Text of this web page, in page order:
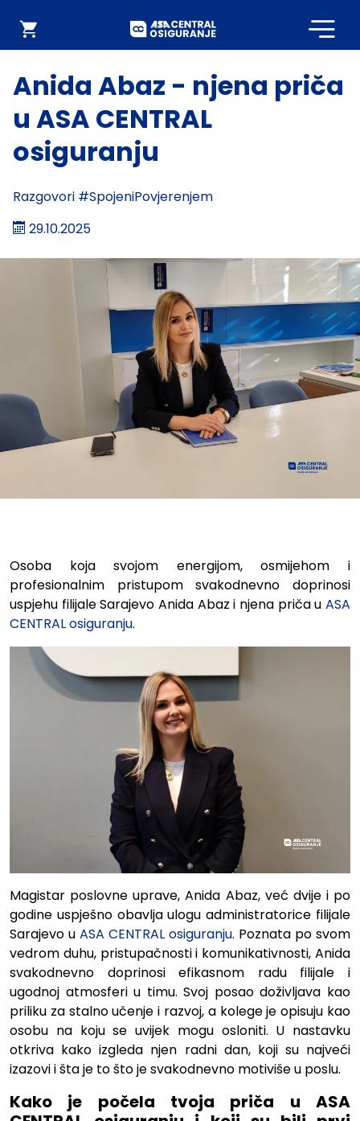
Webshop
Anida Abaz - njena priča
u ASA CENTRAL
osiguranju
Razgovori #SpojeniPovjerenjem
29.10.2025
Anida Abaz - njena priča u
Osoba koja svojom energijom, osmijehom i
profesionalnim pristupom svakodnevno doprinosi
uspjehu filijale Sarajevo Anida Abaz i njena priča u ASA
CENTRAL osiguranju.
Magistar poslovne uprave, Anida Abaz, već dvije i po
godine uspješno obavlja ulogu administratorice filijale
Sarajevo u ASA CENTRAL osiguranju. Poznata po svom
vedrom duhu, pristupačnosti i komunikativnosti, Anida
svakodnevno doprinosi efikasnom radu filijale i
ugodnoj atmosferi u timu. Svoj posao doživljava kao
priliku za stalno učenje i razvoj, a kolege je opisuju kao
osobu na koju se uvijek mogu osloniti. U nastavku
otkriva kako izgleda njen radni dan, koji su najveći
izazovi i šta je to što je svakodnevno motiviše u poslu.
Kako je počela tvoja priča u ASA